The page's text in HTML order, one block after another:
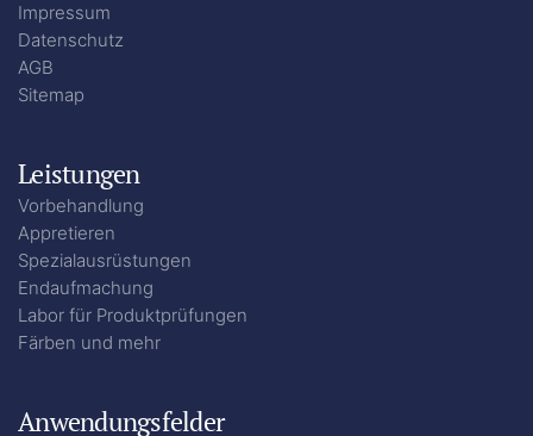
Impressum
Datenschutz
AGB
Sitemap
Leistungen
Vorbehandlung
Appretieren
Spezialausrüstungen
Endaufmachung
Labor für Produktprüfungen
Färben und mehr
Anwendungsfelder